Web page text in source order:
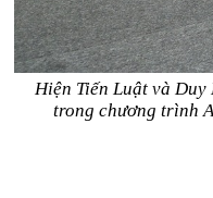
Hiện Tiến Luật và
trong chương trình